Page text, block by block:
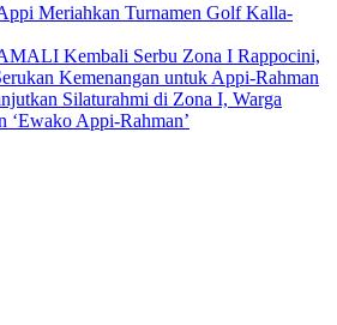
Meriahkan Turnamen Golf Kalla-
Kembali Serbu Zona I Rappocini,
Kemenangan untuk Appi-Rahman
Silaturahmi di Zona I, Warga
‘Ewako Appi-Rahman’